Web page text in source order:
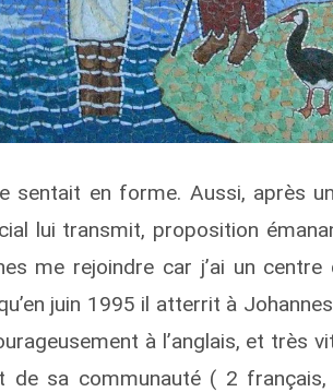
sentait en forme. Aussi, après
lui transmit, proposition
me rejoindre car j’ai un
juin 1995 il atterrit à
à l’anglais, et très
de sa communauté ( 2